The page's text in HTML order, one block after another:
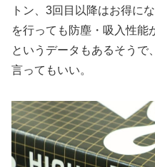
トン、3回目以降はお得に
を行っても防塵・吸入性能
というデータもあるそうで
言ってもいい。